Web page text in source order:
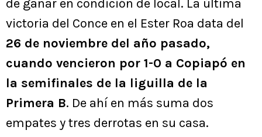
de ganar en condición de local. La última
victoria del Conce en el Ester Roa data del
26 de noviembre del año pasado,
cuando vencieron por 1-0 a Copiapó en
la semifinales de la liguilla de la
Primera B. De ahí en más suma dos
empates y tres derrotas en su casa.